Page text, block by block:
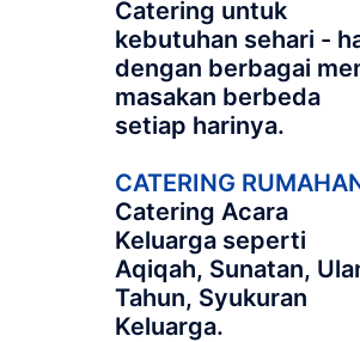
Catering untuk
kebutuhan sehari -
dengan berbagai
masakan berbeda
setiap harinya.
CATERING
Catering Acara
Keluarga seperti
Aqiqah, Sunatan,
Tahun, Syukuran
Keluarga.